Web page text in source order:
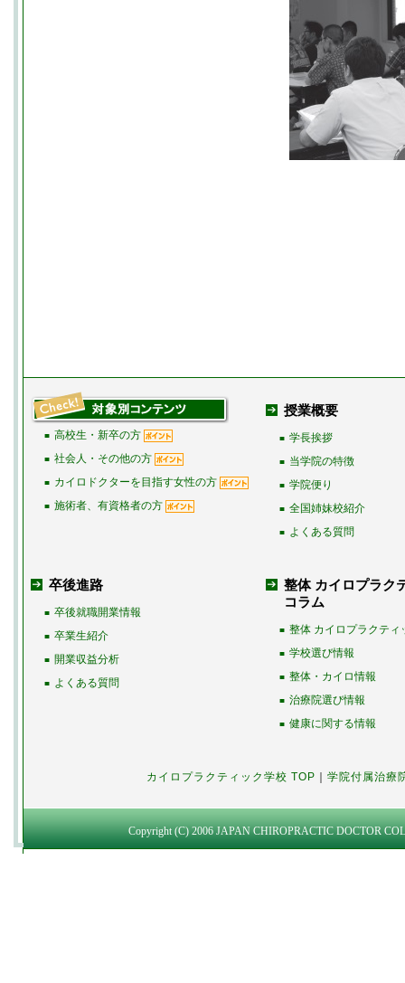
■ 高校生・新卒の方
■ 社会人・その他の方
■ カイロドクターを目指す女性の方
■ 施術者、有資格者の方
授業概要
■ 学長挨拶
■ 当学院の特徴
■ 学院便り
■ 全国姉妹校紹介
■ よくある質問
卒後進路
■ 卒後就職開業情報
■ 卒業生紹介
■ 開業収益分析
■ よくある質問
整体 カイロプラク
コラム
■ 整体 カイロプラクティ
■ 学校選び情報
■ 整体・カイロ情報
■ 治療院選び情報
■ 健康に関する情報
カイロプラクティック学校 TOP 学院付属治療
Copyright (C) 2006 JAPAN CHIROPRACTIC DOCTOR